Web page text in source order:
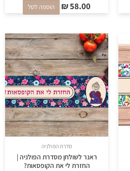
₪58.00 הוספה לסל
סדרת הפולניה
ראנר לשולחן מסדרת הפולניה |
החזרת לי את הקופסאות?